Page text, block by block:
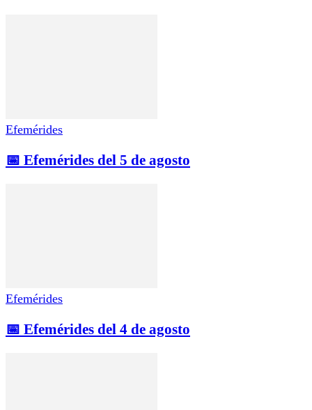
Efemérides
📅 Efemérides del 5 de agosto
Efemérides
📅 Efemérides del 4 de agosto